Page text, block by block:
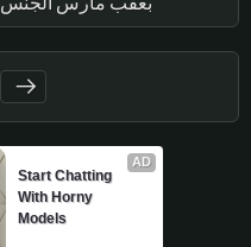
AD
Start Chatting
With Horny
Models